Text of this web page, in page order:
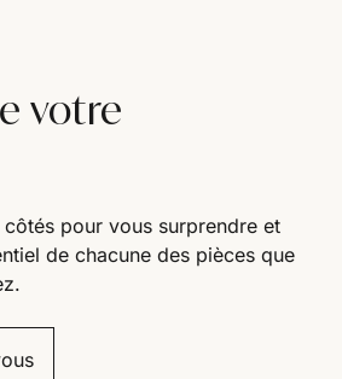
votre
pour vous surprendre et
de chacune des pièces que